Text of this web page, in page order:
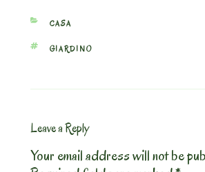
CATEGORIES
CASA
TAGS
GIARDINO
Leave a Reply
Your email address will not be